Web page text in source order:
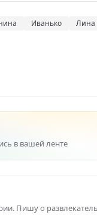
Иванько Лина
в вашей ленте
Пишу о